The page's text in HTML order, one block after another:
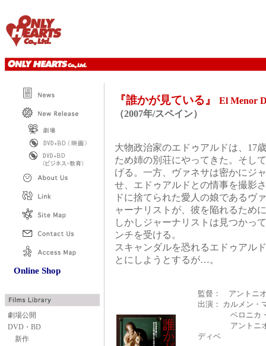
Online Shop
劇場公開
DVD・BD
新作
『誰かが見ている』
El Menor
（2007年/スペイン）
大物政治家のエドゥアルドは、17
ため姉の別荘にやってきた。そし
げる。一方、ヴァネサは密かにジ
せ、エドゥアルドとの情事を撮影
ドに捨てられた愛人の娘であるヴ
ャーナリストが、彼を陥れるため
しかしジャーナリストは見つかっ
ンチを受ける。
スキャンダルを恐れるエドゥアル
とにしようとするが…。
監督： アントニ
出演： カルメン・
ベロニカ・エ
アントニオ・
ディベ